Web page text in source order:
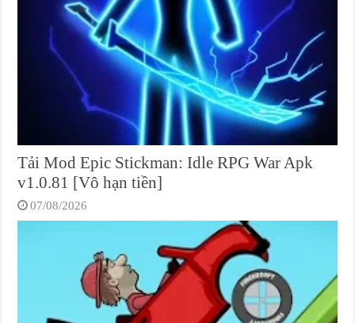
Tải Mod Epic Stickman: Idle RPG War Apk
v1.0.81 [Vô hạn tiền]
07/08/2026